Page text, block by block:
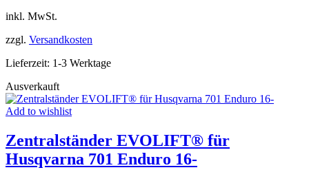
inkl. MwSt.
zzgl. Versandkosten
Lieferzeit: 1-3 Werktage
Ausverkauft
Add to wishlist
Zentralständer EVOLIFT® für
Husqvarna 701 Enduro 16-